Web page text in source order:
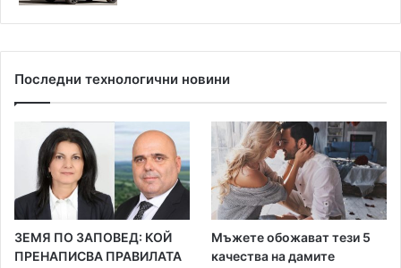
Последни технологични новини
ЗЕМЯ ПО ЗАПОВЕД: КОЙ
ПРЕНАПИСВА ПРАВИЛАТА
Мъжете обожават тези 5
качества на дамите